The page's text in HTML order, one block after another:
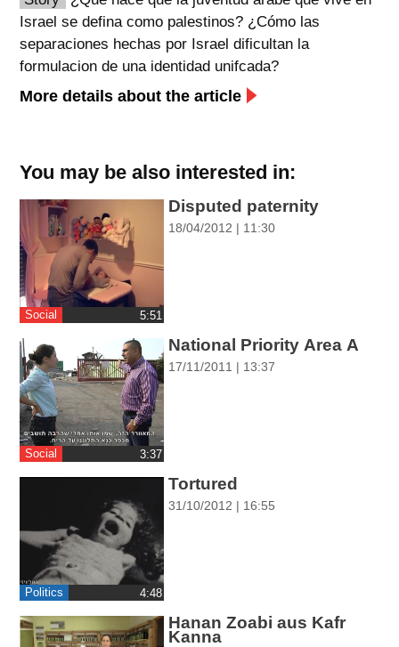
spellcheck
גופן קריא
ניגודיות בהירה ניגודיות כהה
font_download
סימון קישורים
cached
איפוס
flag
השארת
משוב
Israel se defina como palestinos? ¿Cómo las
separaciones hechas por Israel dificultan la
formulacion de una identidad unifcada?
More details about the article
You may be also interested in:
Social ‎5:51
Disputed paternity
18/04/2012 | 11:30
Social ‎3:37
National Priority Area A
17/11/2011 | 13:37
Politics ‎4:48
Tortured
31/10/2012 | 16:55
Hanan Zoabi aus Kafr
Kanna